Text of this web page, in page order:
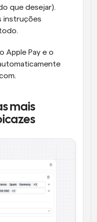
que desejar).
instruções
Apple Pay e o
mais